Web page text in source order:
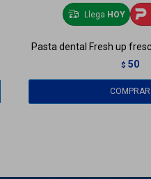
Llega HOY
Pasta dental Fresh up
$ 50